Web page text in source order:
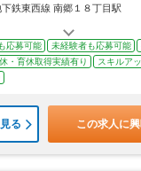
鉄東西線 南郷１８丁目駅
応募可能 未経験者も応募可能
・育休取得実績有り スキルア
る この求人に